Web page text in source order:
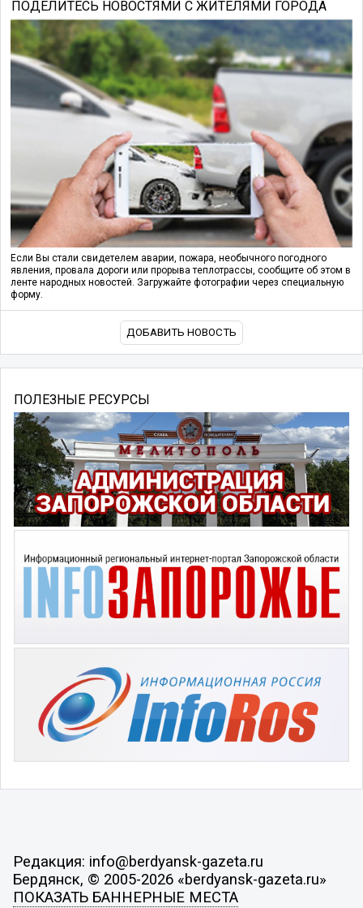
ПОДЕЛИТЕСЬ НОВОСТЯМИ С ЖИТЕЛЯМИ ГОРОДА
Если Вы стали свидетелем аварии, пожара, необычного погодного
явления, провала дороги или прорыва теплотрассы, сообщите об этом в
ленте народных новостей. Загружайте фотографии через специальную
форму.
ДОБАВИТЬ НОВОСТЬ
ПОЛЕЗНЫЕ РЕСУРСЫ
Редакция: info@berdyansk-gazeta.ru
Бердянск, © 2005-2026 «berdyansk-gazeta.ru»
ПОКАЗАТЬ БАННЕРНЫЕ МЕСТА